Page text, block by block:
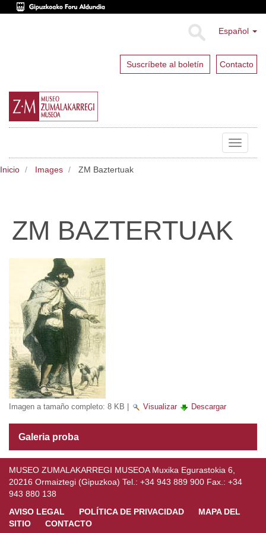
Español
Suscríbete al boletín Contacto
Toggle
Inicio Images ZM Baztertuak
ZM BAZTERTUAK
Imagen a tamaño completo: 8 KB Visualizar Descargar
Galeria proba
MUSEO ZUMALAKARREGI MUSEOA Muxika Egurastokia 6,
20216 Ormaiztegi (Gipuzkoa) Tel.: +34 943 889 900 Fax.: +34
943 880 138
AVISO LEGAL
POLÍTICA DE PRIVACIDAD
MAPA DEL
SITIO
CONTACTO